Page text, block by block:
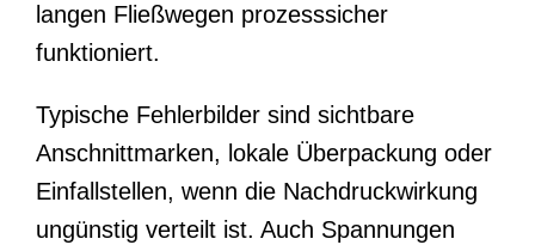
langen Fließwegen prozesssicher
funktioniert.
Typische Fehlerbilder sind sichtbare
Anschnittmarken, lokale Überpackung oder
Einfallstellen, wenn die Nachdruckwirkung
ungünstig verteilt ist. Auch Spannungen